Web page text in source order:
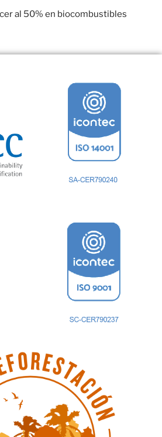
al 50% en biocombustibles